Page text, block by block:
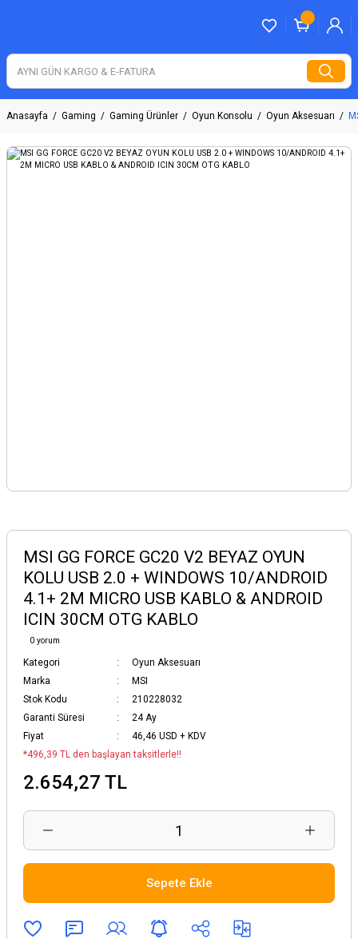
Anasayfa Gaming Gaming Ürünler Oyun Konsolu Oyun Aksesuarı
MSI GG FORCE GC20 V2 BEYAZ OYUN
KOLU USB 2.0 + WINDOWS 10/ANDROID
4.1+ 2M MICRO USB KABLO & ANDROID
ICIN 30CM OTG KABLO
0 yorum
Kategori
Oyun Aksesuarı
Marka
MSI
Stok Kodu
210228032
Garanti Süresi
24 Ay
Fiyat
46,46 USD + KDV
*496,39 TL den başlayan taksitlerle!!
2.654,27 TL
Sepete Ekle